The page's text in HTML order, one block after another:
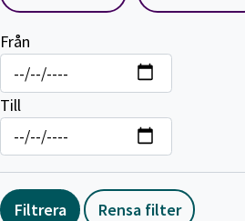
Från
Till
Filtrera Rensa filter